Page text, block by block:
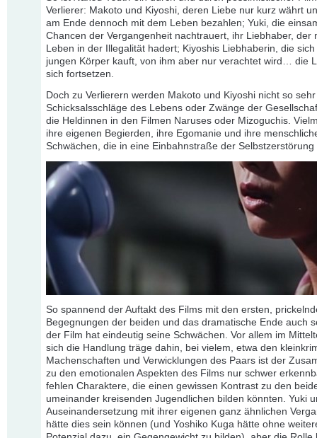
Verlierer: Makoto und Kiyoshi, deren Liebe nur kurz währt
am Ende dennoch mit dem Leben bezahlen; Yuki, die
Chancen der Vergangenheit nachtrauert, ihr Liebhaber, der
Leben in der Illegalität hadert; Kiyoshis Liebhaberin, die
jungen Körper kauft, von ihm aber nur verachtet wird… die
sich fortsetzen.
Doch zu Verlierern werden Makoto und Kiyoshi nicht so
Schicksalsschläge des Lebens oder Zwänge der
die Heldinnen in den Filmen Naruses oder Mizoguchis.
ihre eigenen Begierden, ihre Egomanie und ihre
Schwächen, die in eine Einbahnstraße der Selbstzerstörung
So spannend der Auftakt des Films mit den ersten,
Begegnungen der beiden und das dramatische Ende auch
der Film hat eindeutig seine Schwächen. Vor allem im
sich die Handlung träge dahin, bei vielem, etwa den
Machenschaften und Verwicklungen des Paars ist der
zu den emotionalen Aspekten des Films nur schwer
fehlen Charaktere, die einen gewissen Kontrast zu den
umeinander kreisenden Jugendlichen bilden könnten. Yuki
Auseinandersetzung mit ihrer eigenen ganz ähnlichen
hätte dies sein können (und Yoshiko Kuga hätte ohne